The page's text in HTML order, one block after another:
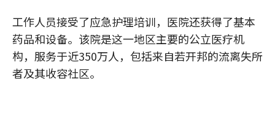
工作人员接受了应急护理培训，医院还获得了基本
药品和设备。该院是这一地区主要的公立医疗机
构，服务于近350万人，包括来自若开邦的流离失所
者及其收容社区。